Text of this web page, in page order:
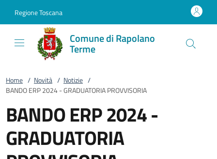
Regione Toscana
Comune di Rapolano
Terme
Home / Novità / Notizie /
BANDO ERP 2024 - GRADUATORIA PROVVISORIA
BANDO ERP 2024 -
GRADUATORIA